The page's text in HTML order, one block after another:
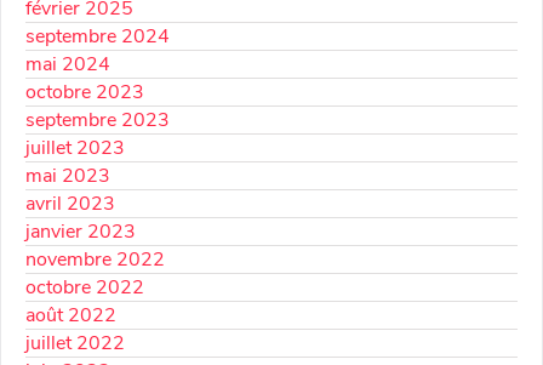
février 2025
septembre 2024
mai 2024
octobre 2023
septembre 2023
juillet 2023
mai 2023
avril 2023
janvier 2023
novembre 2022
octobre 2022
août 2022
juillet 2022